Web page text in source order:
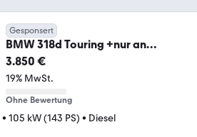
Gesponsert
BMW 318d Touring +nur an
Händler/Export+
3.850 €
19% MwSt.
Ohne Bewertung
• 105 kW (143 PS) • Diesel